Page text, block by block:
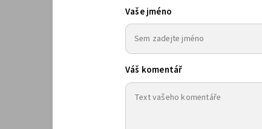
Vaše jméno
Váš komentář